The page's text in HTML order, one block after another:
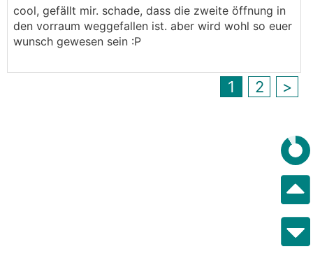
cool, gefällt mir. schade, dass die zweite öffnung in
den vorraum weggefallen ist. aber wird wohl so euer
wunsch gewesen sein :P
1 2 >